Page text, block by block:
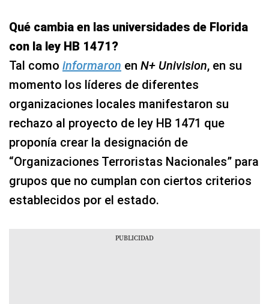
Qué cambia en las universidades de Florida
con la ley HB 1471?
Tal como informaron en N+ Univision, en su
momento los líderes de diferentes
organizaciones locales manifestaron su
rechazo al proyecto de ley HB 1471 que
proponía crear la designación de
“Organizaciones Terroristas Nacionales” para
grupos que no cumplan con ciertos criterios
establecidos por el estado.